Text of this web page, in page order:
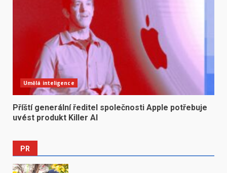
Umělá inteligence
Příští generální ředitel společnosti Apple potřebuje
uvést produkt Killer AI
PR